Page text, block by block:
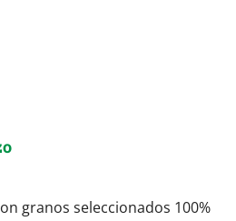
granos seleccionados 100%